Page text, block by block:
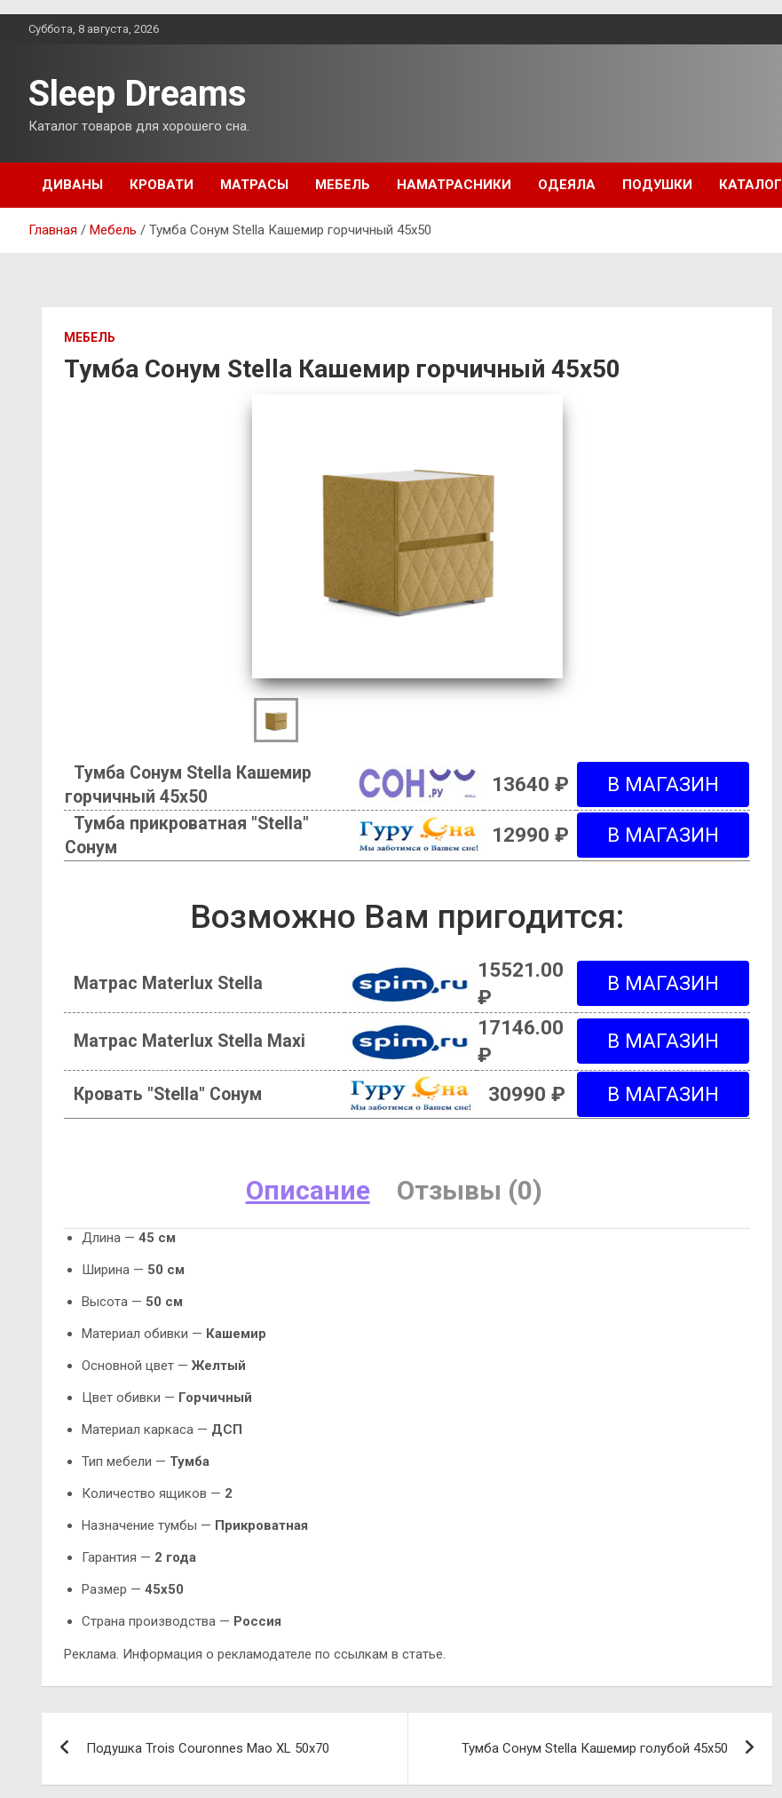
ПерейтиСуббота, 8 августа, 2026
Sleep Dreams
Каталог товаров для хорошего сна.
ДИВАНЫ КРОВАТИ МАТРАСЫ МЕБЕЛЬ НАМАТРАСНИКИ ОДЕЯЛА ПОДУШКИ КАТАЛОГ
Главная Мебель Тумба Сонум Stella Кашемир горчичный 45х50
МЕБЕЛЬ
Тумба Сонум Stella Кашемир горчичный 45х50
Тумба Сонум Stella Кашемир
горчичный 45х50
13640 ₽
Тумба прикроватная "Stella"
Сонум
12990 ₽
Возможно Вам пригодится:
Матрас Materlux Stella
15521.00
₽
Матрас Materlux Stella Maxi
17146.00
₽
Кровать "Stella" Сонум 30990 ₽
Описание Отзывы (0)
Длина — 45 см
Ширина — 50 см
Высота — 50 см
Материал обивки — Кашемир
Основной цвет — Желтый
Цвет обивки — Горчичный
Материал каркаса — ДСП
Тип мебели — Тумба
Количество ящиков — 2
Назначение тумбы — Прикроватная
Гарантия — 2 года
Размер — 45х50
Страна производства — Россия
Реклама. Информация о рекламодателе по ссылкам в статье.
Подушка Trois Couronnes Mao XL 50х70 Тумба Сонум Stella Кашемир голубой 45х50